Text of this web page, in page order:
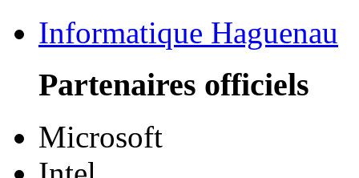
Informatique Haguenau
Partenaires officiels
Microsoft